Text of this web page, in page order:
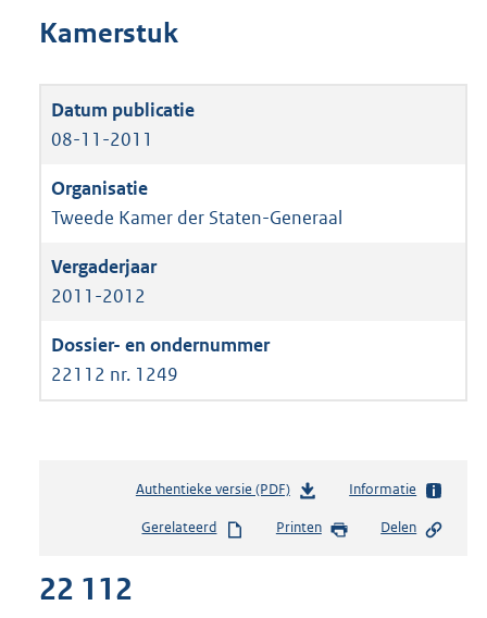
Kamerstuk
08-11-2011
Tweede Kamer der Staten-Generaal
2011-2012
22112 nr. 1249
Authentieke versie (PDF)b
s
Informatie
Gerelateerd Printen Delen
22 112